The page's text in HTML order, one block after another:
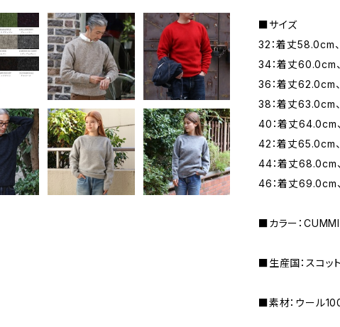
■サイズ
32：着丈58.0cm
34：着丈60.0cm
36：着丈62.0cm
38：着丈63.0cm
40：着丈64.0cm
42：着丈65.0cm
44：着丈68.0cm
46：着丈69.0cm
■カラー：
■生産国：スコット
■素材：ウール